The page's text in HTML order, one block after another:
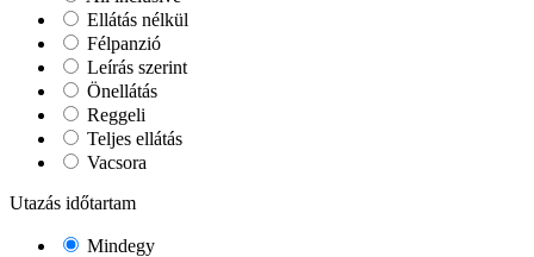
Ellátás nélkül
Félpanzió
Leírás szerint
Önellátás
Reggeli
Teljes ellátás
Vacsora
Utazás időtartam
Mindegy